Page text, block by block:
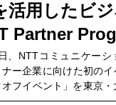
活用したビ
Partner
、NTTコミュニケー
ー企業に向けた初の
フイベント」を東京・
ました。IoT Partner